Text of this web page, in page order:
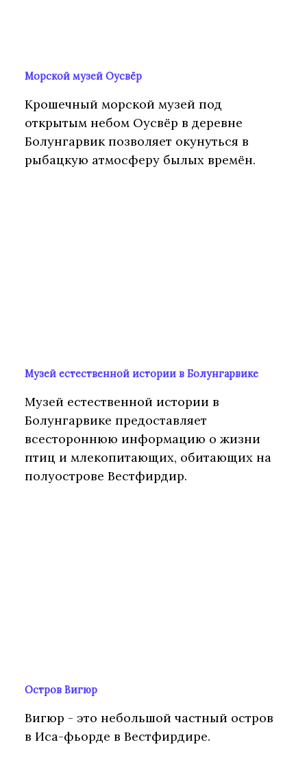
Морской музей Оусвёр
Крошечный морской музей под
открытым небом Оусвёр в деревне
Болунгарвик позволяет окунуться в
рыбацкую атмосферу былых времён.
Музей естественной истории в Болунгарвике
Музей естественной истории в
Болунгарвике предоставляет
всестороннюю информацию о жизни
птиц и млекопитающих, обитающих на
полуострове Вестфирдир.
Остров Вигюр
Вигюр - это небольшой частный остров
в Иса-фьорде в Вестфирдире.